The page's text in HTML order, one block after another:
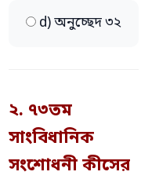
d) অনুচ্ছেদ ৩২
২. ৭৩তম
সাংবিধানিক
সংশোধনী কীসের